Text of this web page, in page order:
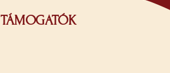
TÁMOGATÓK